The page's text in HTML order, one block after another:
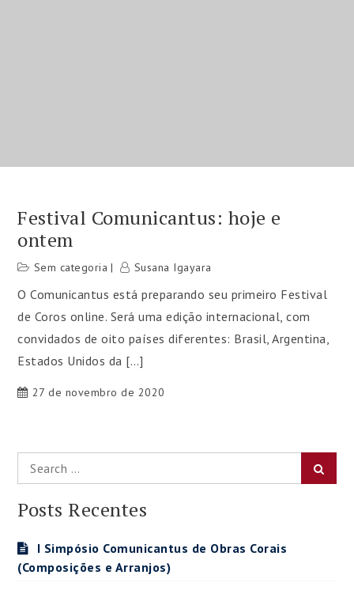
Festival Comunicantus: hoje e
ontem
Sem categoria Susana Igayara
O Comunicantus está preparando seu primeiro Festival
de Coros online. Será uma edição internacional, com
convidados de oito países diferentes: Brasil, Argentina,
Estados Unidos da […]
27 de novembro de 2020
Search
for:
Posts Recentes
I Simpósio Comunicantus de Obras Corais
(Composições e Arranjos)